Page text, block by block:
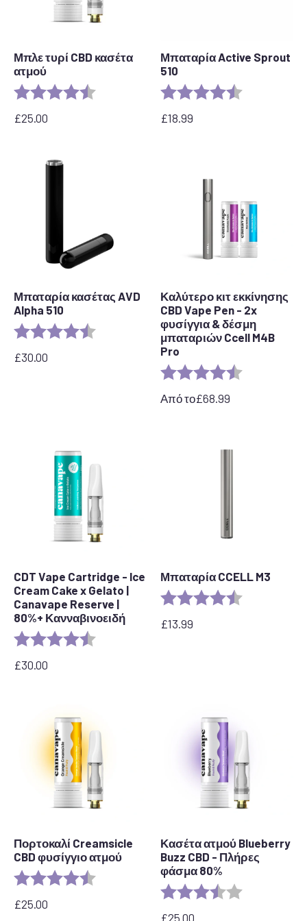
Μπλε τυρί CBD κασέτα
ατμού
Αξιολόγηση: 4,5 από 5 αστέρια
£25.00
Μπαταρία Active Sprout
510
Αξιολόγηση:
£18.99
Μπαταρία κασέτας AVD
Alpha 510
Αξιολόγηση: 4,7 από 5 αστέρια
£30.00
Καλύτερο κιτ εκκίνησης
CBD Vape Pen - 2x
φυσίγγια & δέσμη
μπαταριών Ccell M4B
Pro
Αξιολόγηση:
Από το£68.99
CDT Vape Cartridge - Ice
Cream Cake x Gelato |
Canavape Reserve |
80%+ Κανναβινοειδή
Αξιολόγηση:
£30.00
Μπαταρία CCELL M3
Αξιολόγηση:
£13.99
Πορτοκαλί Creamsicle
CBD φυσίγγιο ατμού
Αξιολόγηση: 4.2 out of 5 stars
£25.00
Κασέτα ατμού Blueberry
Buzz CBD - Πλήρες
φάσμα 80%
Αξιολόγηση:
£25.00